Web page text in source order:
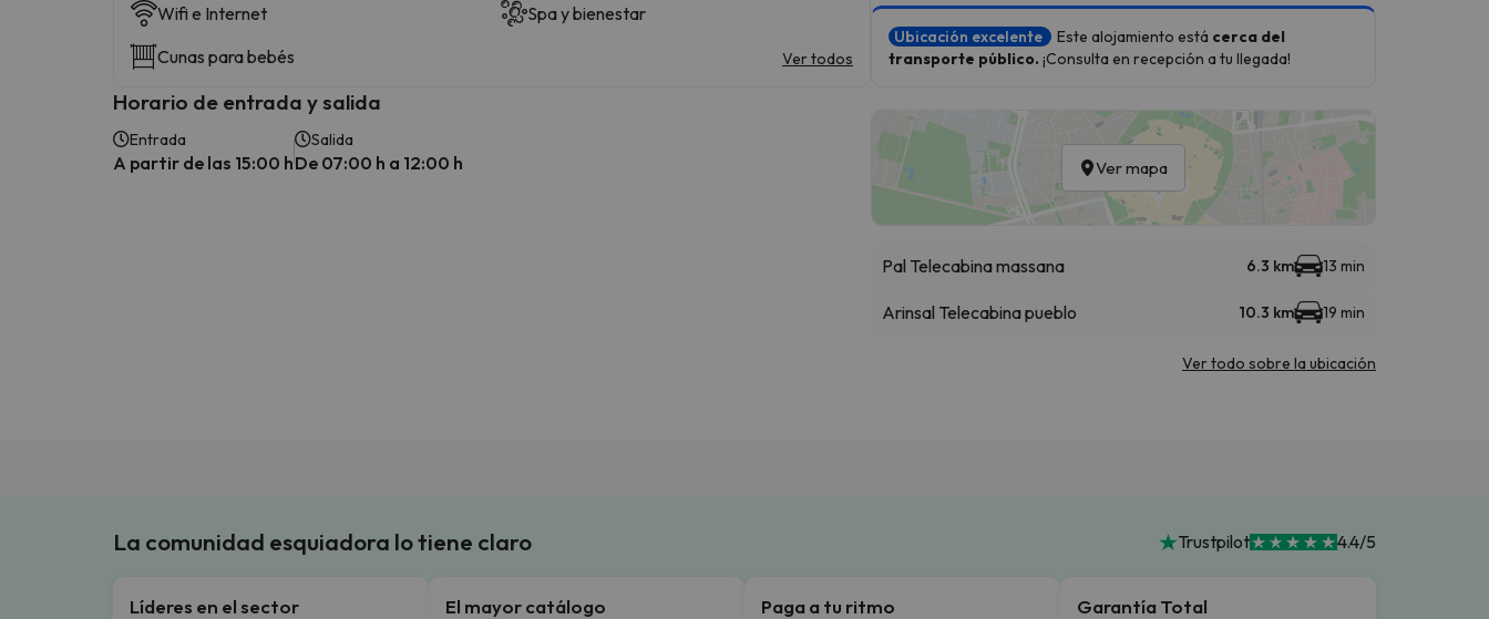
Wifi e Internet
Spa y bienestar
Cunas para bebés
Ver todos
Horario de entrada y salida
Entrada
A partir de las 15:00 h
Salida
De 07:00 h a 12:00 h
Ubicación excelente Este alojamiento está cerca del
transporte público. ¡Consulta en recepción a tu llegada!
Ver mapa
Pal Telecabina massana 6.3 km 13 min
Arinsal Telecabina pueblo 10.3 km 19 min
Ver todo sobre la ubicación
La comunidad esquiadora lo tiene claro Trustpilot 4.4/5
Líderes en el sector El mayor catálogo Paga a tu ritmo Garantía Total